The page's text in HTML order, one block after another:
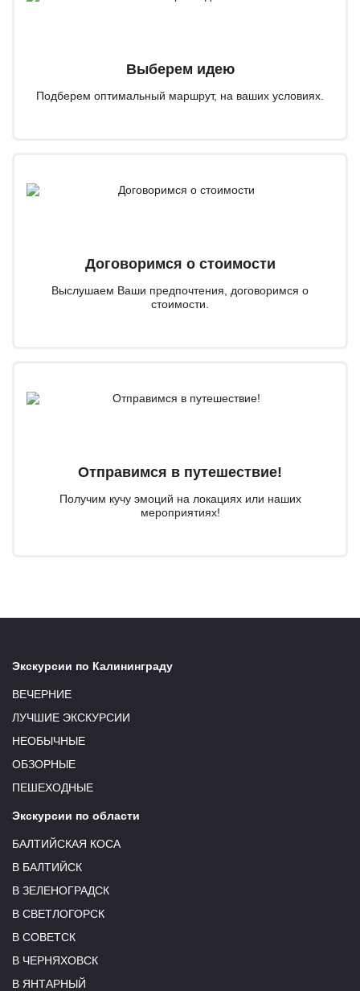
Выберем идею
Подберем оптимальный маршрут, на ваших условиях.
Договоримся о стоимости
Выслушаем Ваши предпочтения, договоримся о
стоимости.
Отправимся в путешествие!
Получим кучу эмоций на локациях или наших
мероприятиях!
Экскурсии по Калининграду
ВЕЧЕРНИЕ
ЛУЧШИЕ ЭКСКУРСИИ
НЕОБЫЧНЫЕ
ОБЗОРНЫЕ
ПЕШЕХОДНЫЕ
Экскурсии по области
БАЛТИЙСКАЯ КОСА
В БАЛТИЙСК
В ЗЕЛЕНОГРАДСК
В СВЕТЛОГОРСК
В СОВЕТСК
В ЧЕРНЯХОВСК
В ЯНТАРНЫЙ